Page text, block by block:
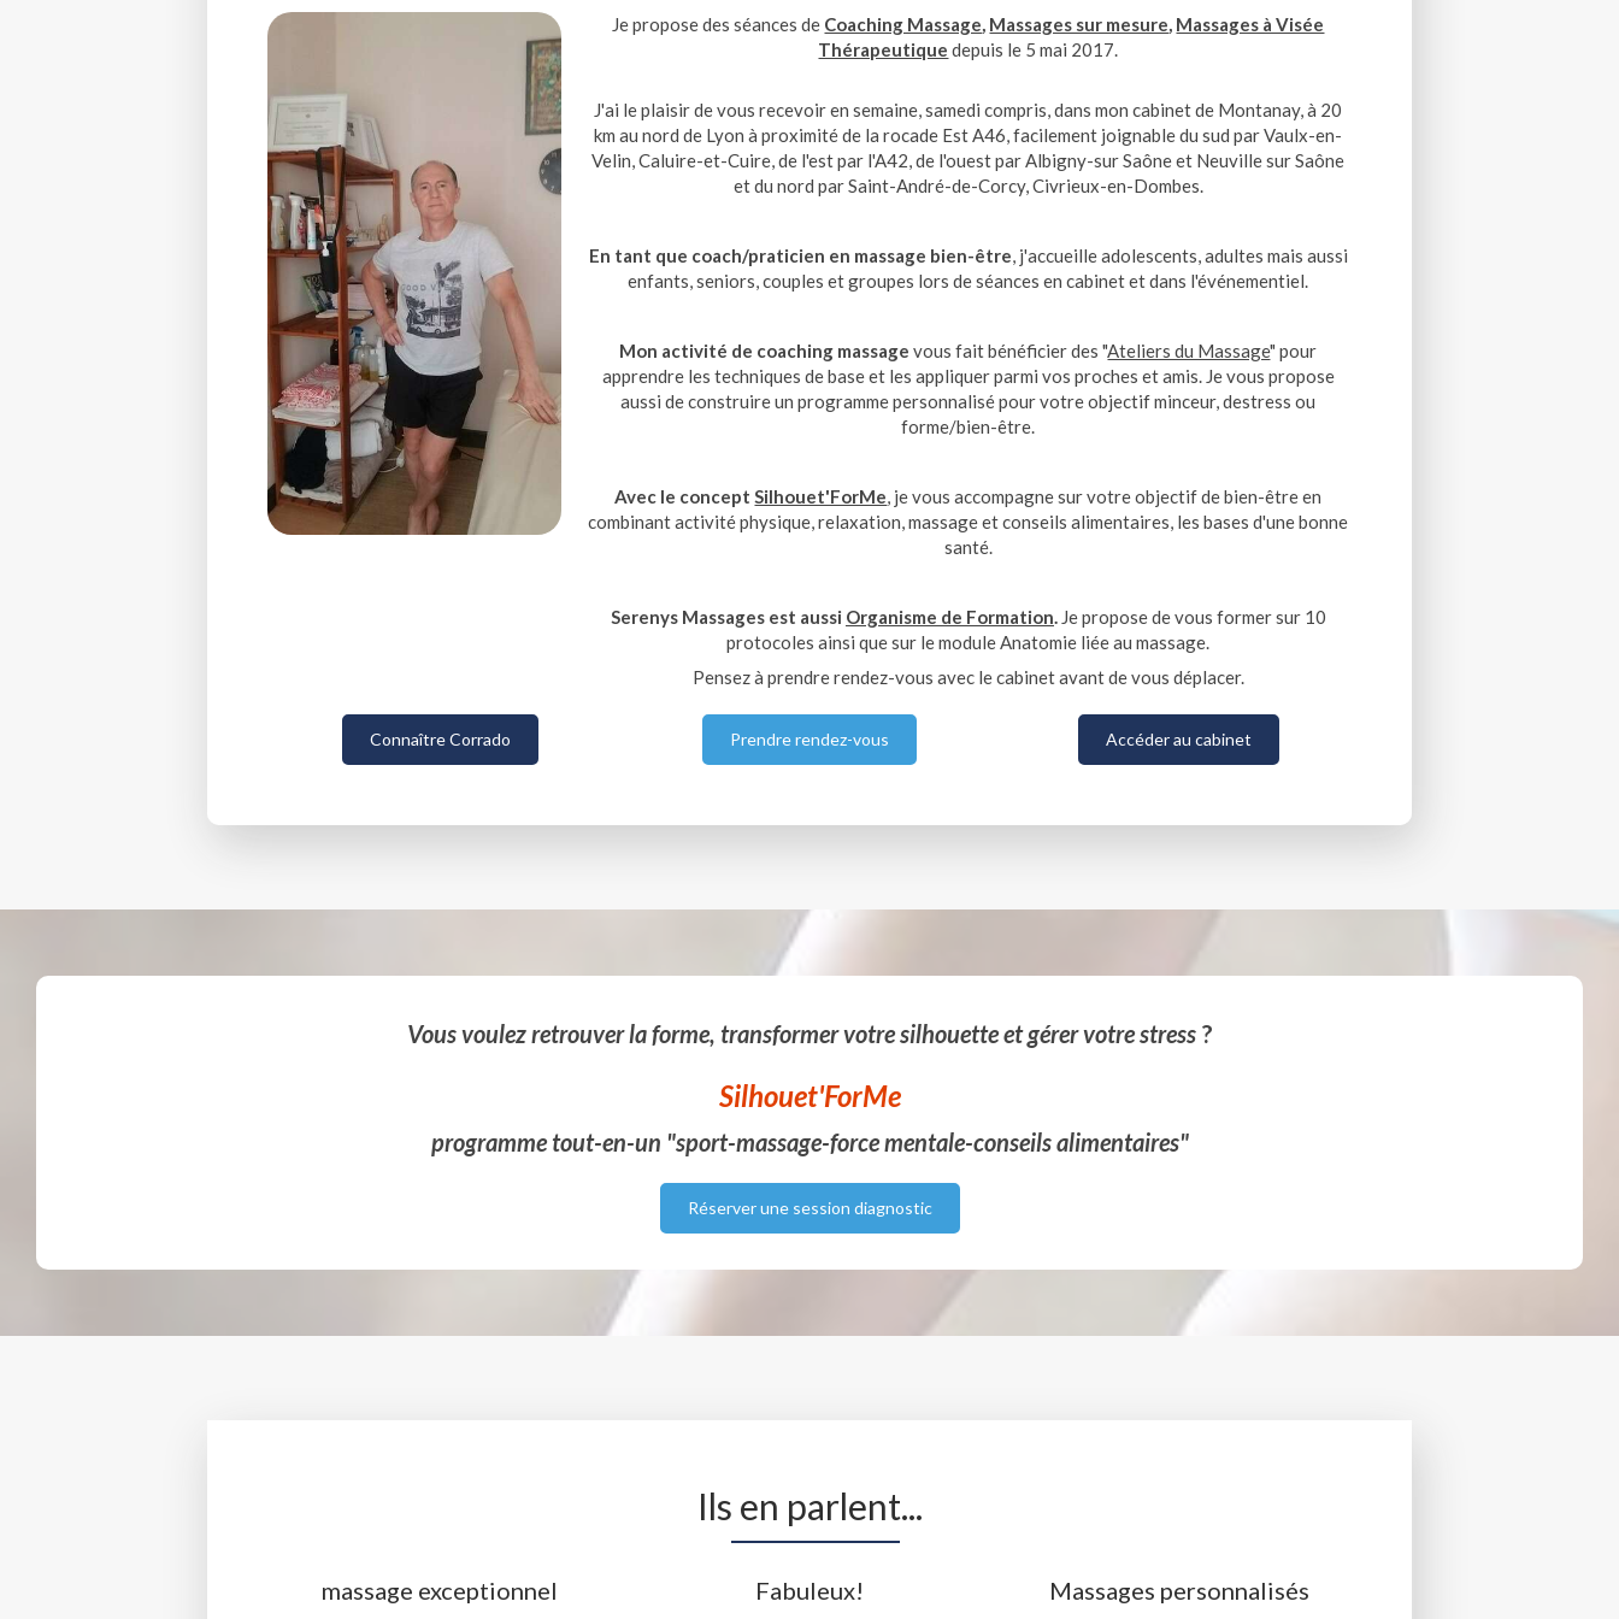
Je propose des séances de Coaching Massage, Massages sur mesure, Massages à Visée
Thérapeutique depuis le 5 mai 2017.
J'ai le plaisir de vous recevoir en semaine, samedi compris, dans mon cabinet de Montanay, à 20
km au nord de Lyon à proximité de la rocade Est A46, facilement joignable du sud par Vaulx-en-
Velin, Caluire-et-Cuire, de l'est par l'A42, de l'ouest par Albigny-sur Saône et Neuville sur Saône
et du nord par Saint-André-de-Corcy, Civrieux-en-Dombes.
En tant que coach/praticien en massage bien-être, j'accueille adolescents, adultes mais aussi
enfants, seniors, couples et groupes lors de séances en cabinet et dans l'événementiel.
Mon activité de coaching massage vous fait bénéficier des "Ateliers du Massage" pour
apprendre les techniques de base et les appliquer parmi vos proches et amis. Je vous propose
aussi de construire un programme personnalisé pour votre objectif minceur, destress ou
forme/bien-être.
Avec le conceptSilhouet'ForMe, je vous accompagne sur votre objectif de bien-être en
combinant activité physique, relaxation, massage et conseils alimentaires, les bases d'une bonne
santé.
Serenys Massages est aussi Organisme de Formation. Je propose de vous former sur 10
protocoles ainsi que sur le module Anatomie liée au massage.
Pensez à prendre rendez-vous avec le cabinet avant de vous déplacer.
Connaître Corrado Prendre rendez-vous Accéder au cabinet
Vous voulez retrouver la forme, transformer votre silhouette et gérer votre stress ?
Silhouet'ForMe
programme tout-en-un "sport-massage-force mentale-conseils alimentaires"
Réserver une session diagnostic
Ils en parlent...
massage exceptionnel Fabuleux! Massages personnalisés